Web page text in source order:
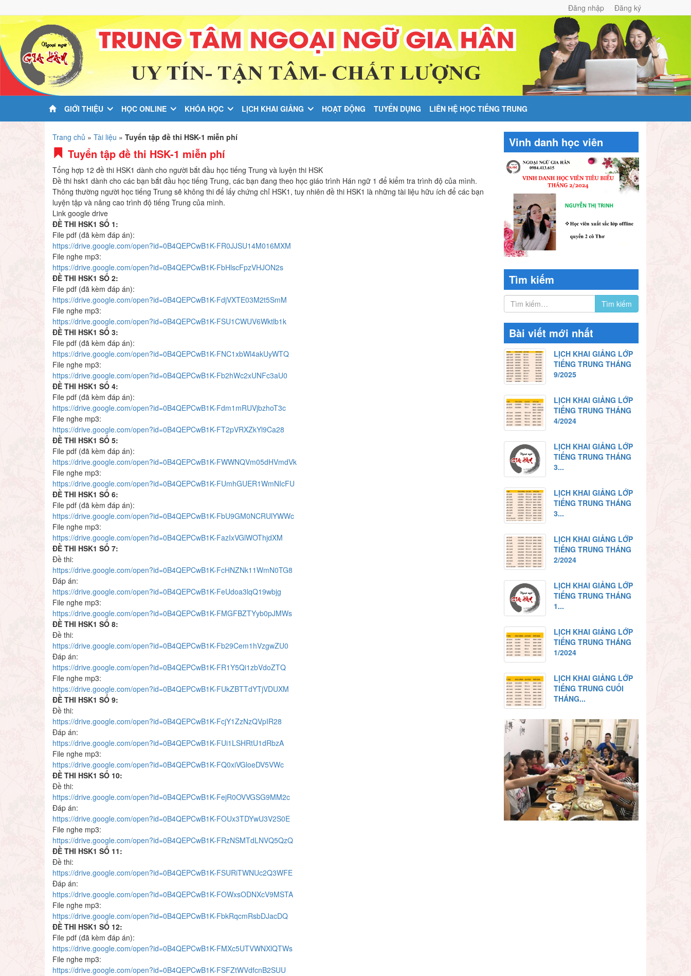
Đăng nhập Đăng ký
GIỚI THIỆU HỌC ONLINE KHÓA HỌC LỊCH KHAI GIẢNG HOẠT ĐỘNG TUYỂN DỤNG LIÊN HỆ HỌC TIẾNG TRUNG
Trang chủ » Tài liệu » Tuyển tập đề thi HSK-1 miễn phí
Tuyển tập đề thi HSK-1 miễn phí
Tổng hợp 12 đề thi HSK1 dành cho người bắt đầu học tiếng Trung và luyện thi HSK
Đề thi hsk1 dành cho các bạn bắt đầu học tiếng Trung, các bạn đang theo học giáo trình Hán ngữ 1 để kiểm tra trình độ của mình.
Thông thường người học tiếng Trung sẽ không thi để lấy chứng chỉ HSK1, tuy nhiên đề thi HSK1 là những tài liệu hữu ích để các bạn
luyện tập và nâng cao trình độ tiếng Trung của mình.
Link google drive
ĐỀ THI HSK1 SỐ 1:
File pdf (đã kèm đáp án):
https://drive.google.com/open?id=0B4QEPCwB1K-FR0JJSU14M016MXM
File nghe mp3:
https://drive.google.com/open?id=0B4QEPCwB1K-FbHlscFpzVHJON2s
ĐỀ THI HSK1 SỐ 2:
File pdf (đã kèm đáp án):
https://drive.google.com/open?id=0B4QEPCwB1K-FdjVXTE03M2t5SmM
File nghe mp3:
https://drive.google.com/open?id=0B4QEPCwB1K-FSU1CWUV6Wktlb1k
ĐỀ THI HSK1 SỐ 3:
File pdf (đã kèm đáp án):
https://drive.google.com/open?id=0B4QEPCwB1K-FNC1xbWl4akUyWTQ
File nghe mp3:
https://drive.google.com/open?id=0B4QEPCwB1K-Fb2hWc2xUNFc3aU0
ĐỀ THI HSK1 SỐ 4:
File pdf (đã kèm đáp án):
https://drive.google.com/open?id=0B4QEPCwB1K-Fdm1mRUVjbzhoT3c
File nghe mp3:
https://drive.google.com/open?id=0B4QEPCwB1K-FT2pVRXZkYl9Ca28
ĐỀ THI HSK1 SỐ 5:
File pdf (đã kèm đáp án):
https://drive.google.com/open?id=0B4QEPCwB1K-FWWNQVm05dHVmdVk
File nghe mp3:
https://drive.google.com/open?id=0B4QEPCwB1K-FUmhGUER1WmNIcFU
ĐỀ THI HSK1 SỐ 6:
File pdf (đã kèm đáp án):
https://drive.google.com/open?id=0B4QEPCwB1K-FbU9GM0NCRUlYWWc
File nghe mp3:
https://drive.google.com/open?id=0B4QEPCwB1K-FazIxVGlWOThjdXM
ĐỀ THI HSK1 SỐ 7:
Đề thi:
https://drive.google.com/open?id=0B4QEPCwB1K-FcHNZNk11WmN0TG8
Đáp án:
https://drive.google.com/open?id=0B4QEPCwB1K-FeUdoa3lqQ19wbjg
File nghe mp3:
https://drive.google.com/open?id=0B4QEPCwB1K-FMGFBZTYyb0pJMWs
ĐỀ THI HSK1 SỐ 8:
Đề thi:
https://drive.google.com/open?id=0B4QEPCwB1K-Fb29Cem1hVzgwZU0
Đáp án:
https://drive.google.com/open?id=0B4QEPCwB1K-FR1Y5Qi1zbVdoZTQ
File nghe mp3:
https://drive.google.com/open?id=0B4QEPCwB1K-FUkZBTTdYTjVDUXM
ĐỀ THI HSK1 SỐ 9:
Đề thi:
https://drive.google.com/open?id=0B4QEPCwB1K-FcjY1ZzNzQVpIR28
Đáp án:
https://drive.google.com/open?id=0B4QEPCwB1K-FUi1LSHRtU1dRbzA
File nghe mp3:
https://drive.google.com/open?id=0B4QEPCwB1K-FQ0xiVGloeDV5VWc
ĐỀ THI HSK1 SỐ 10:
Đề thi:
https://drive.google.com/open?id=0B4QEPCwB1K-FejR0OVVGSG9MM2c
Đáp án:
https://drive.google.com/open?id=0B4QEPCwB1K-FOUx3TDYwU3V2S0E
File nghe mp3:
https://drive.google.com/open?id=0B4QEPCwB1K-FRzNSMTdLNVQ5QzQ
ĐỀ THI HSK1 SỐ 11:
Đề thi:
https://drive.google.com/open?id=0B4QEPCwB1K-FSURiTWNUc2Q3WFE
Đáp án:
https://drive.google.com/open?id=0B4QEPCwB1K-FOWxsODNXcV9MSTA
File nghe mp3:
https://drive.google.com/open?id=0B4QEPCwB1K-FbkRqcmRsbDJacDQ
ĐỀ THI HSK1 SỐ 12:
File pdf (đã kèm đáp án):
https://drive.google.com/open?id=0B4QEPCwB1K-FMXc5UTVWNXlQTWs
File nghe mp3:
https://drive.google.com/open?id=0B4QEPCwB1K-FSFZtWVdfcnB2SUU
Vinh danh học viên
Tìm kiếm
Bài viết mới nhất
LỊCH KHAI GIẢNG LỚP
TIẾNG TRUNG THÁNG
9/2025
LỊCH KHAI GIẢNG LỚP
TIẾNG TRUNG THÁNG
4/2024
LỊCH KHAI GIẢNG LỚP
TIẾNG TRUNG THÁNG
3...
LỊCH KHAI GIẢNG LỚP
TIẾNG TRUNG THÁNG
3...
LỊCH KHAI GIẢNG LỚP
TIẾNG TRUNG THÁNG
2/2024
LỊCH KHAI GIẢNG LỚP
TIẾNG TRUNG THÁNG
1...
LỊCH KHAI GIẢNG LỚP
TIẾNG TRUNG THÁNG
1/2024
LỊCH KHAI GIẢNG LỚP
TIẾNG TRUNG CUỐI
THÁNG...